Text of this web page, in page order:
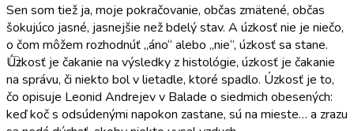
Sen som tiež ja, moje pokračovanie, občas zmätené, občas
šokujúco jasné, jasnejšie než bdelý stav. A úzkosť nie je niečo,
o čom môžem rozhodnúť „áno“ alebo „nie“, úzkosť sa stane.
Úzkosť je čakanie na výsledky z histológie, úzkosť je čakanie
na správu, či niekto bol v lietadle, ktoré spadlo. Úzkosť je to,
čo opisuje Leonid Andrejev v Balade o siedmich obesených:
keď koč s odsúdenými napokon zastane, sú na mieste… a zrazu